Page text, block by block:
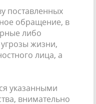
поставленных
обращение, в
либо
жизни,
лица, а
указанными
внимательно